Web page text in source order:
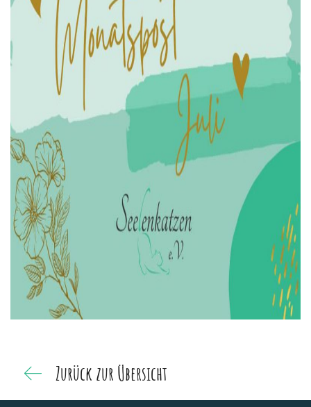
Zurück zur Übersicht